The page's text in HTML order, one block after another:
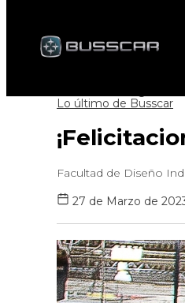
Lo último de Busscar
Facultad de Diseño
27 de Marzo de